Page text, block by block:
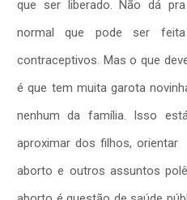
que ser liberado. Não dá
normal que pode ser
contraceptivos. Mas o que
é que tem muita garota
nenhum da família. Isso
aproximar dos filhos,
aborto e outros assuntos